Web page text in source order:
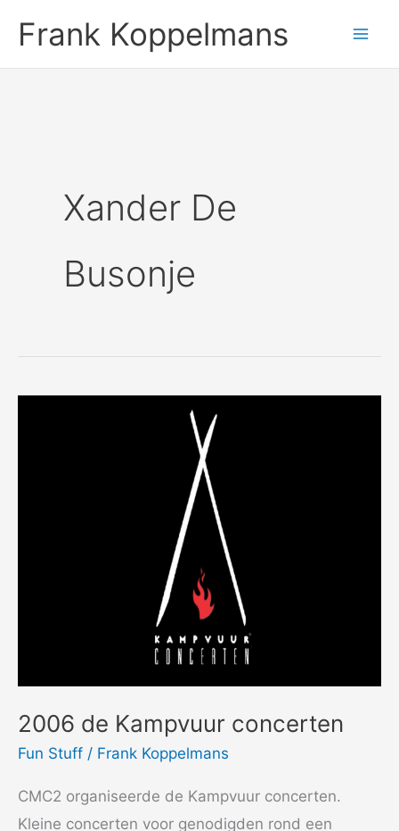
naar
de
Frank Koppelmans
Xander De
Busonje
2006 de Kampvuur concerten
Fun Stuff / Frank Koppelmans
CMC2 organiseerde de Kampvuur concerten.
Kleine concerten voor genodigden rond een